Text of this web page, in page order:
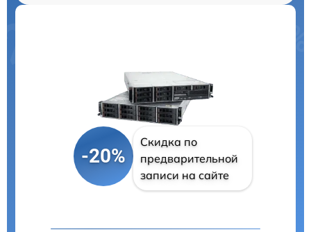
-20%
Скидка по
предварительной
записи на сайте